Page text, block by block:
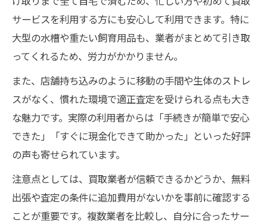
サービスを利用する方にも安心して利用できます。特に
大型の水槽や重たい飼育用品も、業者がまとめて引き取
ってくれるため、労力がかかりません。
また、店舗持ち込みのように移動の手間や生体のストレ
スがなく、慣れた環境で適正査定を受けられる点も大き
な魅力です。実際の利用者からは「手続きが簡単で安心
できた」「すぐに現金化できて助かった」といった好評
の声も寄せられています。
注意点としては、買取業者が信頼できるかどうか、無料
出張や査定の条件に追加費用がないかを事前に確認する
ことが重要です。複数業者を比較し、自分に合ったサー